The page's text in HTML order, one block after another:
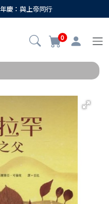
慶：與上帝同行
0